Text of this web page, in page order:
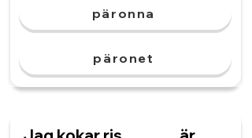
päronna
päronet